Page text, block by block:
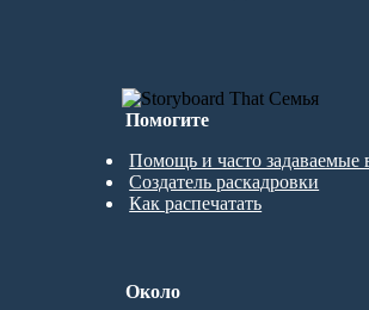
Помогите
Помощь и часто задаваемые
Создатель раскадровки
Как распечатать
Около